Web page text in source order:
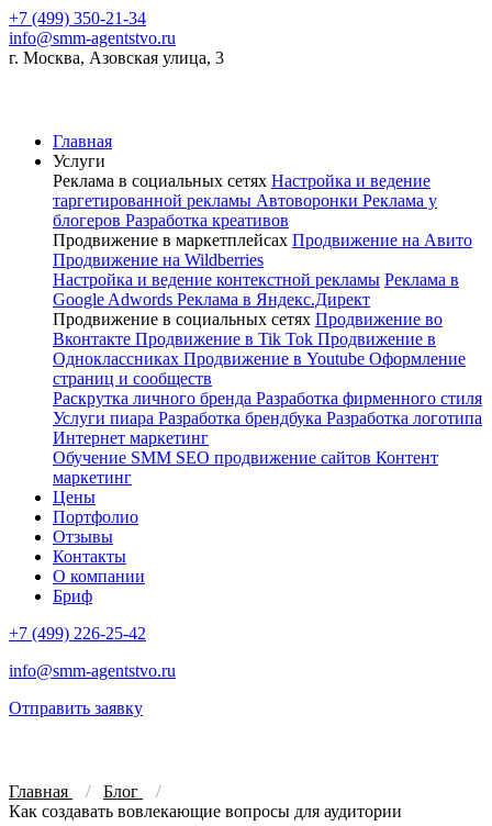
+7 (499) 350-21-34
info@smm-agentstvo.ru
г. Москва, Азовская улица, 3
Главная
Услуги
Реклама в социальных сетях Настройка и ведение
таргетированной рекламы Автоворонки Реклама у
блогеров Разработка креативов
Продвижение в маркетплейсах Продвижение на Авито
Продвижение на Wildberries
Настройка и ведение контекстной рекламы Реклама в
Google Adwords Реклама в Яндекс.Директ
Продвижение в социальных сетях Продвижение во
Вконтакте Продвижение в Tik Tok Продвижение в
Одноклассниках Продвижение в Youtube Оформление
страниц и сообществ
Раскрутка личного бренда Разработка фирменного стиля
Услуги пиара Разработка брендбука Разработка логотипа
Интернет маркетинг
Обучение SMM SEO продвижение сайтов Контент
маркетинг
Цены
Портфолио
Отзывы
Контакты
О компании
Бриф
+7 (499) 226-25-42
info@smm-agentstvo.ru
Отправить заявку
Главная
Блог
Как создавать вовлекающие вопросы для аудитории